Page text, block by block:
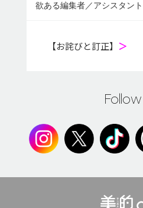
欲ある編集者／アシスタン
【お詫びと訂正】 ＞